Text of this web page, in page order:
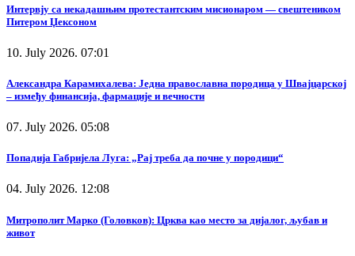
Интервју са некадашњим протестантским мисионаром — свештеником
Питером Џексоном
10. July 2026. 07:01
Александра Карамихалева: Једна православна породица у Швајцарској
– између финансија, фармације и вечности
07. July 2026. 05:08
Попадија Габријела Луга: „Рај треба да почне у породици“
04. July 2026. 12:08
Митрополит Марко (Головков): Црква као место за дијалог, љубав и
живот